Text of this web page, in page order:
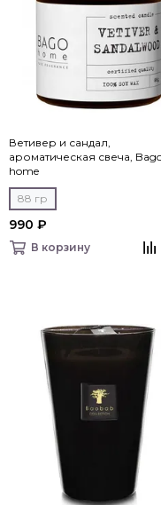
Ветивер и сандал,
ароматическая свеча,
home
88 гр
990 ₽
В корзину